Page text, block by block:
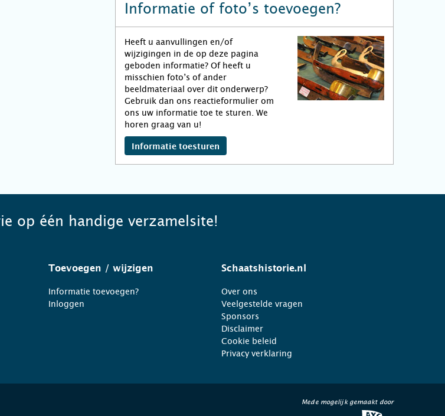
Informatie of foto’s toevoegen?
Heeft u aanvullingen en/of
wijzigingen in de op deze pagina
geboden informatie? Of heeft u
misschien foto’s of ander
beeldmateriaal over dit onderwerp?
Gebruik dan ons reactieformulier om
ons uw informatie toe te sturen. We
horen graag van u!
Informatie toesturen
op één handige verzamelsite!
Toevoegen / wijzigen
Informatie toevoegen?
Inloggen
Schaatshistorie.nl
Over ons
Veelgestelde vragen
Sponsors
Disclaimer
Cookie beleid
Privacy verklaring
Mede mogelijk gemaakt door